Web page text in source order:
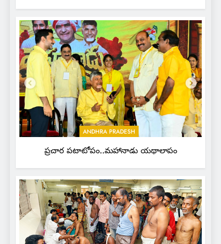
ANDHRA PRADESH
ప్రచార పటాటోపం..మహానాడు యథాలాపం